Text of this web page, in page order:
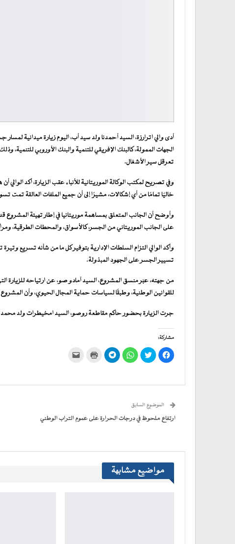
أدى والي اترارزة، السيد أحمدنا ولد سيد أب، اليوم زيارة ميدانية
الجهات الممولة، كالبنك الإفريقي للتنمية والبنك الأوروبي
تعرقل سير الأشغال.
وفي تصريح لمكتب الوكالة الموريتانية للأنباء عقب الزيارة، أكد
خاليًا تمامًا من أي إشكالات، مشيرًا إلى أن جميع الملفات العالقة تمت
على الجانب الموريتاني من الجسر، كالأسواق، والمحطات الطرقية،
وأكد الوالي التزام السلطات الإدارية بتوفير كل ما من شأنه تسريع
تسيير الجسر على الجهود المبذولة.
من جهته، عبّر منسق المشروع، السيد آمادو صو، عن ارتياحه للزيارة
للقوانين الوطنية، وطبقًا لسياسات حماية المجال الحيوي، وأن
جرت الزيارة بحضور حاكم مقاطعة روصو، السيد امخيطرات ولد محمد
مشاركة:
انقر
للمشاركة
على
اضغط
للمشاركة
على
انقر
للمشاركة
على
انقر
للمشاركة
اضغط
للطباعة
جديدة)
الموضوع السابق
ارتفاع ملحوظ في درجات الحرارة على عموم التراب الوطني
مواضيع مشابهة